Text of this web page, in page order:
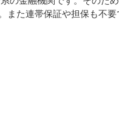
また連帯保証や担保も不要